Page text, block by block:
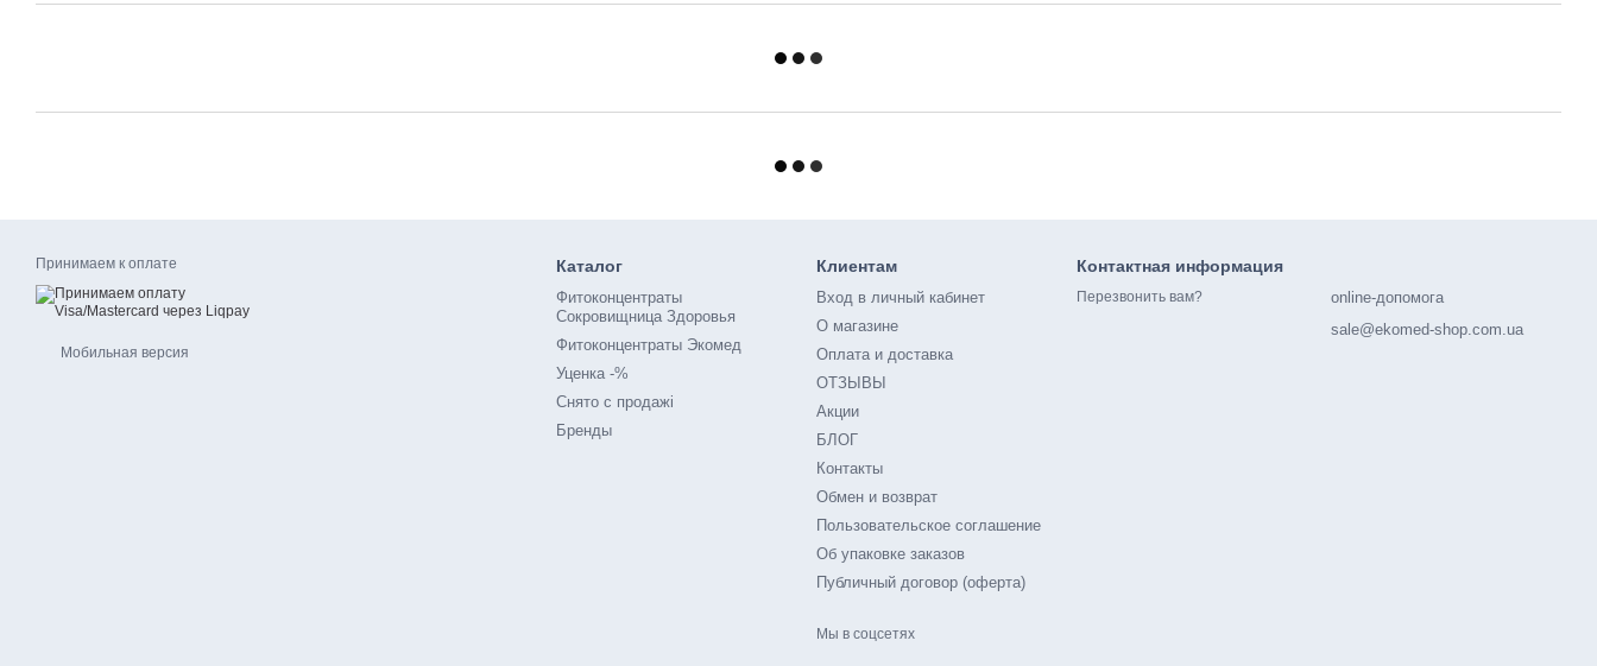
Принимаем к оплате
Мобильная версия
Каталог
Фитоконцентраты
Сокровищница Здоровья
Фитоконцентраты Экомед
Уценка -%
Снято с продажі
Бренды
Клиентам
Вход в личный кабинет
О магазине
Оплата и доставка
ОТЗЫВЫ
Акции
БЛОГ
Контакты
Обмен и возврат
Пользовательское соглашение
Об упаковке заказов
Публичный договор (оферта)
Мы в соцсетях
Контактная информация
Перезвонить вам?
online-допомога
sale@ekomed-shop.com.ua